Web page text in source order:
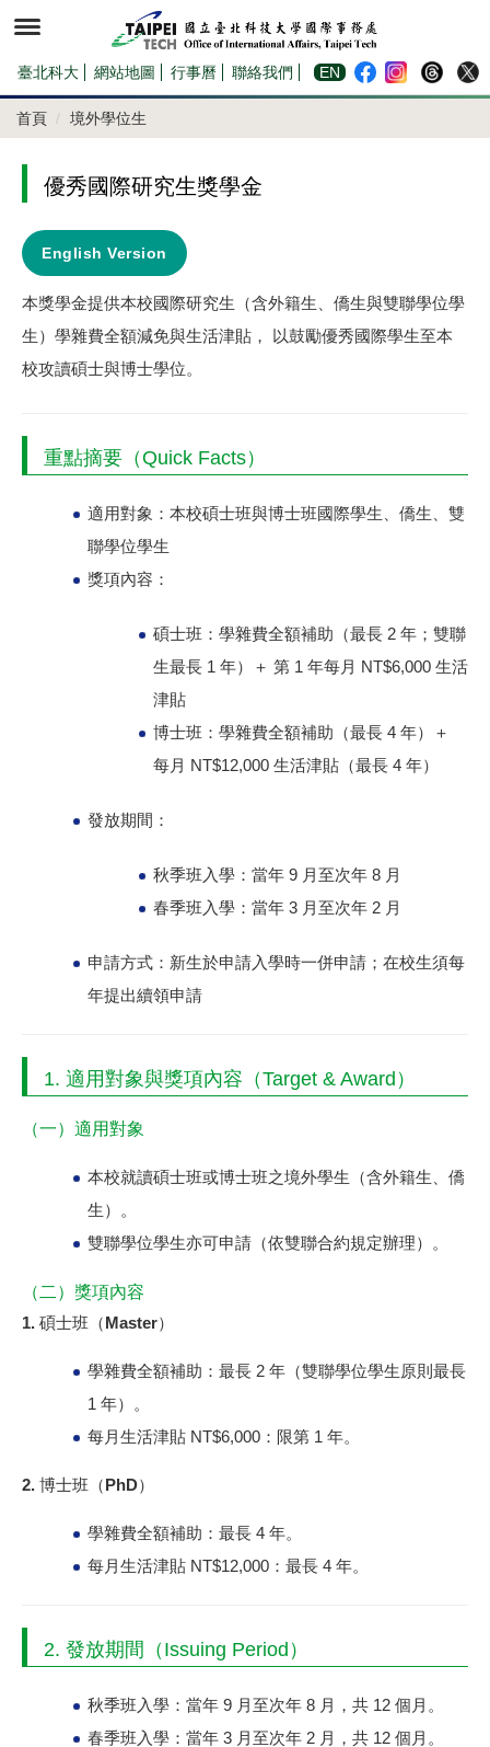
到
主
內
容
臺北科大 網站地圖 行事曆 聯絡我們 EN
首頁 境外學位生
優秀國際研究生獎學金
English Version
本獎學金提供本校國際研究生 （含外籍生、僑生與雙聯學位學
生）學雜費全額減免與生活津貼， 以鼓勵優秀國際學生至本
校攻讀碩士與博士學位。
重點摘要（Quick Facts）
適用對象： 本校碩士班與博士班國際學生、僑生、雙
聯學位學生
獎項內容：
碩士班： 學雜費全額補助（最長 2 年；雙聯
生最長 1 年）＋ 第 1 年每月 NT$6,000 生活
津貼
博士班： 學雜費全額補助（最長 4 年）＋
每月 NT$12,000 生活津貼（最長 4 年）
發放期間：
秋季班入學：當年 9 月至次年 8 月
春季班入學：當年 3 月至次年 2 月
申請方式： 新生於申請入學時一併申請；在校生須每
年提出續領申請
1. 適用對象與獎項內容（Target & Award）
（一）適用對象
本校就讀碩士班或博士班之境外學生（含外籍生、僑
生）。
雙聯學位學生亦可申請（依雙聯合約規定辦理）。
（二）獎項內容
1. 碩士班（Master）
學雜費全額補助：最長 2 年（雙聯學位學生原則最長
1 年）。
每月生活津貼 NT$6,000：限第 1 年。
2. 博士班（PhD）
學雜費全額補助：最長 4 年。
每月生活津貼 NT$12,000：最長 4 年。
2. 發放期間（Issuing Period）
秋季班入學： 當年 9 月至次年 8 月，共 12 個月。
春季班入學： 當年 3 月至次年 2 月，共 12 個月。